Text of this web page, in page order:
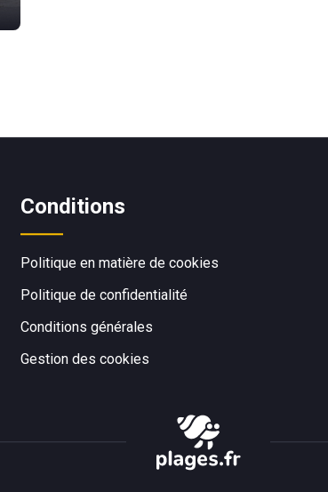
Conditions
Politique en matière de cookies
Politique de confidentialité
Conditions générales
Gestion des cookies